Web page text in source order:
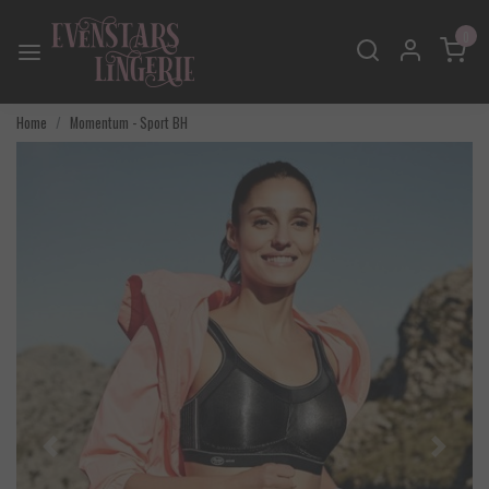
Home Momentum - Sport BH
Vorige